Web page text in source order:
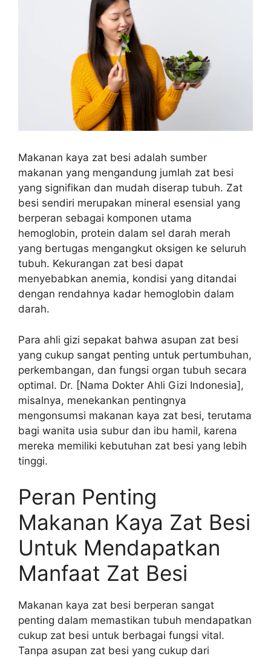
Makanan kaya zat besi adalah sumber
makanan yang mengandung jumlah zat besi
yang signifikan dan mudah diserap tubuh. Zat
besi sendiri merupakan mineral esensial yang
berperan sebagai komponen utama
hemoglobin, protein dalam sel darah merah
yang bertugas mengangkut oksigen ke seluruh
tubuh. Kekurangan zat besi dapat
menyebabkan anemia, kondisi yang ditandai
dengan rendahnya kadar hemoglobin dalam
darah.
Para ahli gizi sepakat bahwa asupan zat besi
yang cukup sangat penting untuk pertumbuhan,
perkembangan, dan fungsi organ tubuh secara
optimal. Dr. [Nama Dokter Ahli Gizi Indonesia],
misalnya, menekankan pentingnya
mengonsumsi makanan kaya zat besi, terutama
bagi wanita usia subur dan ibu hamil, karena
mereka memiliki kebutuhan zat besi yang lebih
tinggi.
Peran Penting
Makanan Kaya Zat Besi
Untuk Mendapatkan
Manfaat Zat Besi
Makanan kaya zat besi berperan sangat
penting dalam memastikan tubuh mendapatkan
cukup zat besi untuk berbagai fungsi vital.
Tanpa asupan zat besi yang cukup dari